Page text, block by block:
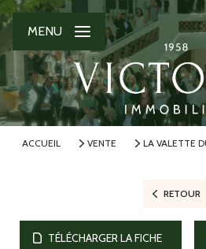
MENU
ACCUEIL VENTE LA VALETTE
RETOUR
TÉLÉCHARGER LA FICHE